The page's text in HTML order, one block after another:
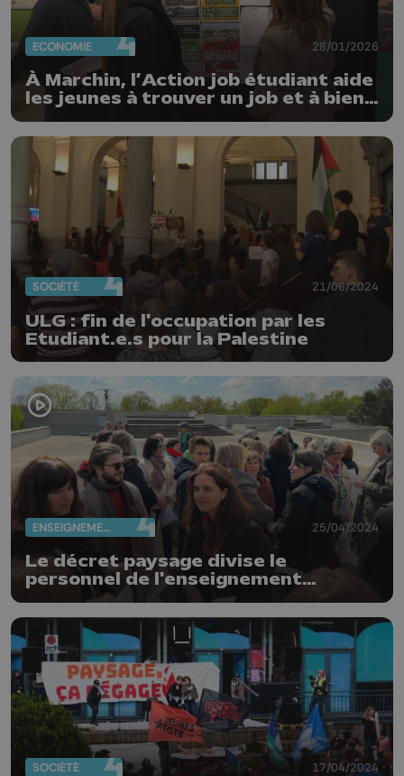
ECONOMIE 28/01/2026
À Marchin, l’Action job étudiant aide
les jeunes à trouver un job et à bien
SOCIÉTÉ 21/06/2024
ULG : fin de l'occupation par les
Etudiant.e.s pour la Palestine
ENSEIGNEMENT 25/04/2024
Le décret paysage divise le
personnel de l'enseignement
supérieur
SOCIÉTÉ 17/04/2024